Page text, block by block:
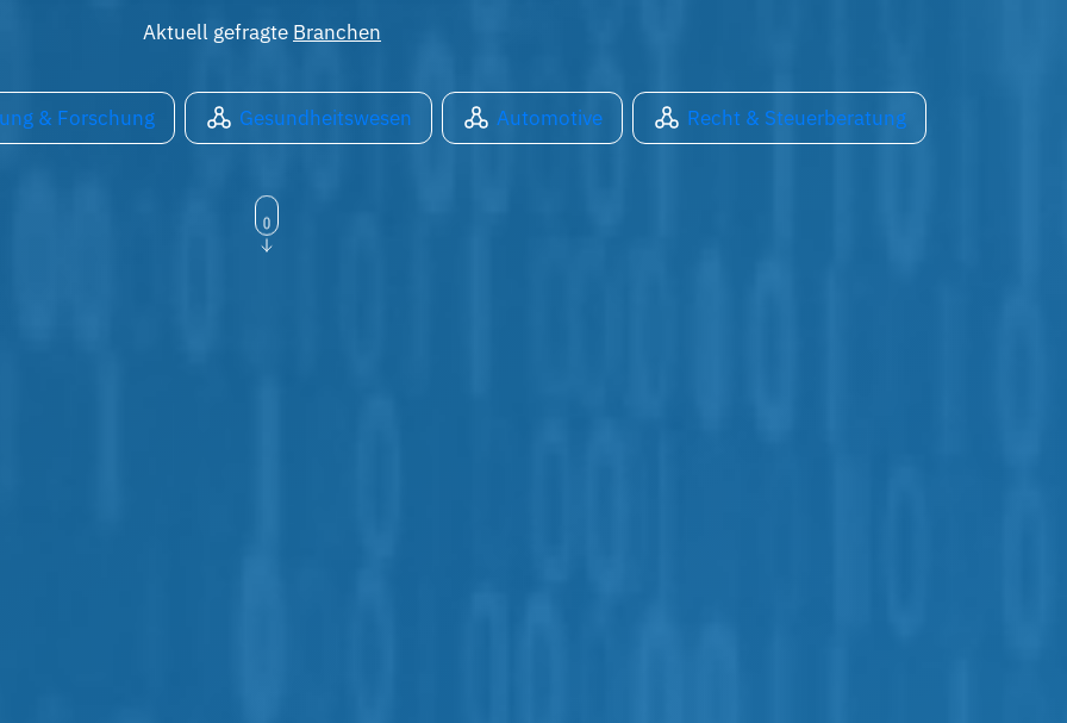
Aktuell gefragte Branchen
& Forschung Gesundheitswesen Automotive Recht & Steuerberatung